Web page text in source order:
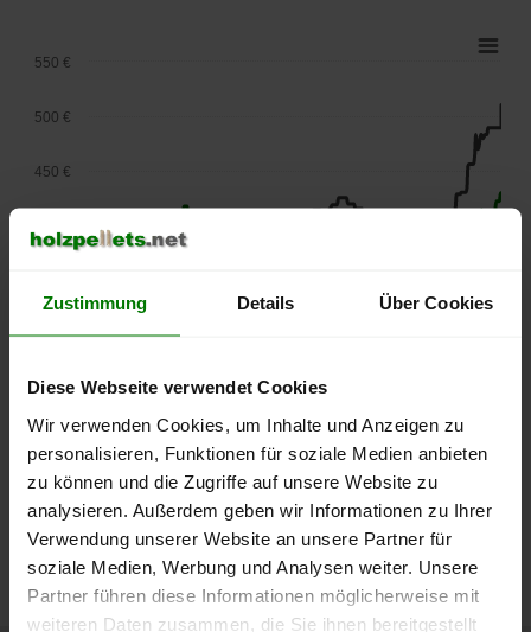
Zustimmung Details Über Cookies
Diese Webseite verwendet Cookies
Wir verwenden Cookies, um Inhalte und Anzeigen zu
personalisieren, Funktionen für soziale Medien anbieten
zu können und die Zugriffe auf unsere Website zu
analysieren. Außerdem geben wir Informationen zu Ihrer
Verwendung unserer Website an unsere Partner für
soziale Medien, Werbung und Analysen weiter. Unsere
Partner führen diese Informationen möglicherweise mit
weiteren Daten zusammen, die Sie ihnen bereitgestellt
lose Ware Sackware
2025
2026
2026
250 €
300 €
450 €
500 €
550 €
Die aktuelle Preisentwicklung für Holzpellets in Deutschland
können Sie jederzeit auf unsererPelletspreise -Seite
nachvollziehen.